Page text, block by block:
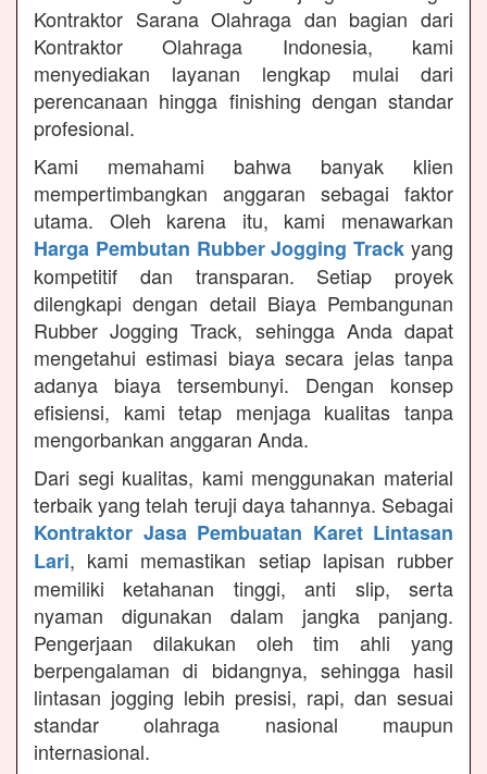
Kontraktor Sarana Olahraga dan bagian dari
Kontraktor Olahraga Indonesia, kami
menyediakan layanan lengkap mulai dari
perencanaan hingga finishing dengan standar
profesional.
Kami memahami bahwa banyak klien
mempertimbangkan anggaran sebagai faktor
utama. Oleh karena itu, kami menawarkan
Harga Pembutan Rubber Jogging Track yang
kompetitif dan transparan. Setiap proyek
dilengkapi dengan detail Biaya Pembangunan
Rubber Jogging Track, sehingga Anda dapat
mengetahui estimasi biaya secara jelas tanpa
adanya biaya tersembunyi. Dengan konsep
efisiensi, kami tetap menjaga kualitas tanpa
mengorbankan anggaran Anda.
Dari segi kualitas, kami menggunakan material
terbaik yang telah teruji daya tahannya. Sebagai
Kontraktor Jasa Pembuatan Karet Lintasan
Lari, kami memastikan setiap lapisan rubber
memiliki ketahanan tinggi, anti slip, serta
nyaman digunakan dalam jangka panjang.
Pengerjaan dilakukan oleh tim ahli yang
berpengalaman di bidangnya, sehingga hasil
lintasan jogging lebih presisi, rapi, dan sesuai
standar olahraga nasional maupun
internasional.